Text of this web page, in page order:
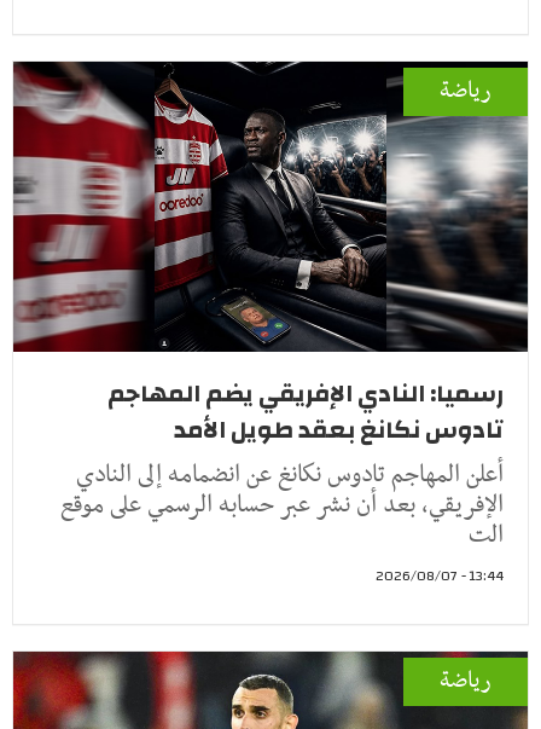
رياضة
رسميا: النادي الإفريقي يضم المهاجم
تادوس نكانغ بعقد طويل الأمد
أعلن المهاجم تادوس نكانغ عن انضمامه إلى النادي
الإفريقي، بعد أن نشر عبر حسابه الرسمي على موقع
الت
13:44 - 2026/08/07
رياضة